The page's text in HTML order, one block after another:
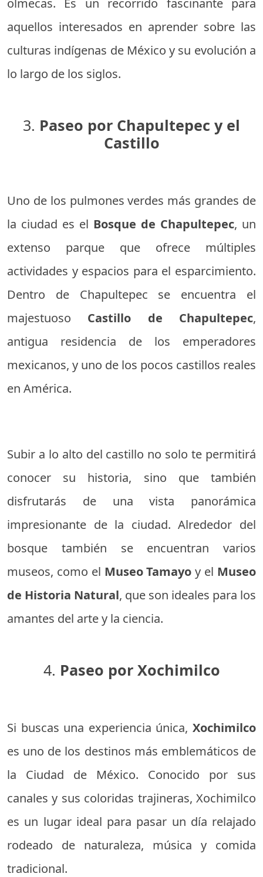
olmecas. Es un recorrido fascinante para
aquellos interesados en aprender sobre las
culturas indígenas de México y su evolución a
lo largo de los siglos.
3. Paseo por Chapultepec y el
Castillo
Uno de los pulmones verdes más grandes de
la ciudad es el Bosque de Chapultepec, un
extenso parque que ofrece múltiples
actividades y espacios para el esparcimiento.
Dentro de Chapultepec se encuentra el
majestuoso Castillo de Chapultepec,
antigua residencia de los emperadores
mexicanos, y uno de los pocos castillos reales
en América.
Subir a lo alto del castillo no solo te permitirá
conocer su historia, sino que también
disfrutarás de una vista panorámica
impresionante de la ciudad. Alrededor del
bosque también se encuentran varios
museos, como el Museo Tamayo y el Museo
de Historia Natural, que son ideales para los
amantes del arte y la ciencia.
4. Paseo por Xochimilco
Si buscas una experiencia única, Xochimilco
es uno de los destinos más emblemáticos de
la Ciudad de México. Conocido por sus
canales y sus coloridas trajineras, Xochimilco
es un lugar ideal para pasar un día relajado
rodeado de naturaleza, música y comida
tradicional.